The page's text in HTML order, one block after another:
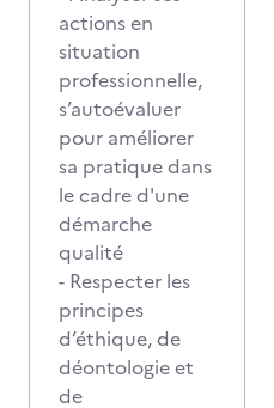
actions en
situation
professionnelle,
s’autoévaluer
pour améliorer
sa pratique dans
le cadre d'une
démarche
qualité
- Respecter les
principes
d’éthique, de
déontologie et
de